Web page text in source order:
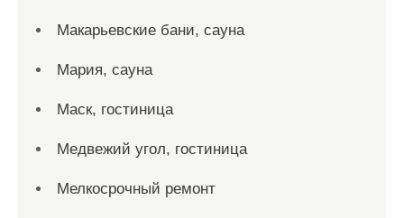
Макарьевские бани, сауна
Мария, сауна
Маск, гостиница
Медвежий угол, гостиница
Мелкосрочный ремонт